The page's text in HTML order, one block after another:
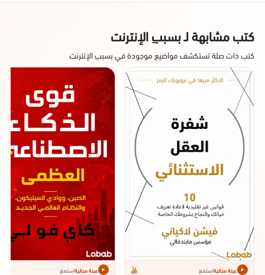
كتب مشابهة لـ بسببِ الإنترنت
كتب ذات صلة تستكشف مواضيع موجودة في بسببِ الإنترنت
عينة مجانيةاستمع عينة مجانيةاستمع